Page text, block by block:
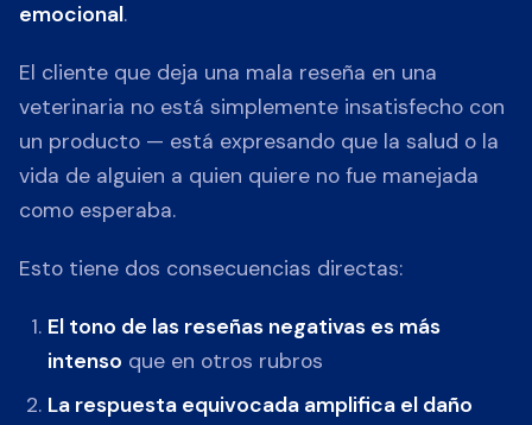
emocional.
El cliente que deja una mala reseña en una
veterinaria no está simplemente insatisfecho con
un producto — está expresando que la salud o la
vida de alguien a quien quiere no fue manejada
como esperaba.
Esto tiene dos consecuencias directas:
El tono de las reseñas negativas es más
intenso que en otros rubros
La respuesta equivocada amplifica el daño